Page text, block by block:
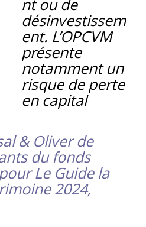
désinvestissem
ent. L’OPCVM
présente
notamment un
risque de perte
en capital
& Oliver de
du fonds
Le Guide la
2024,